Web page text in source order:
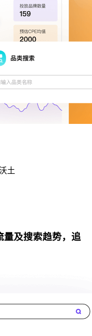
土
量及搜索趋势，追